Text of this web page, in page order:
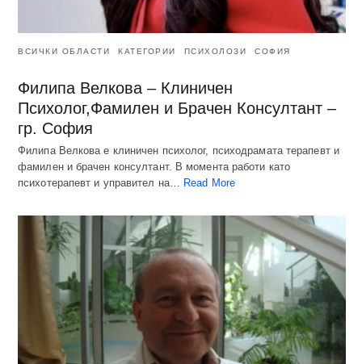
ВСИЧКИ ОБЛАСТИ КАТЕГОРИИ ПСИХОЛОЗИ СОФИЯ
Филипа Велкова – Клиничен
Психолог,Фамилен и Брачен Консултант –
гр. София
Филипа Велкова е клиничен психолог, психодрамата терапевт и
фамилен и брачен консултант. В момента работи като
психотерапевт и управител на… Read More